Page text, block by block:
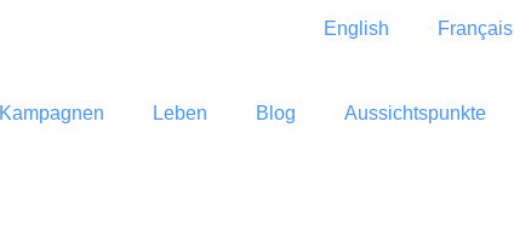
English Français
Kampagnen Leben Blog Aussichtspunkte